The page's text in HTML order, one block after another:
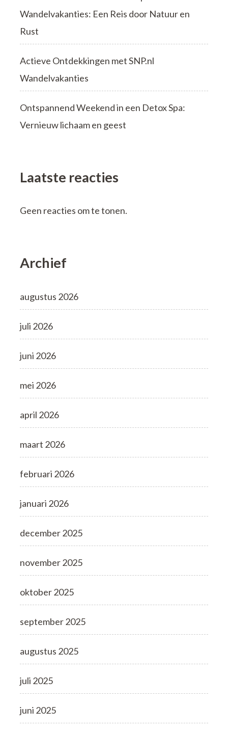
Wandelvakanties: Een Reis door Natuur en
Rust
Actieve Ontdekkingen met SNP.nl
Wandelvakanties
Ontspannend Weekend in een Detox Spa:
Vernieuw lichaam en geest
Laatste reacties
Geen reacties om te tonen.
Archief
augustus 2026
juli 2026
juni 2026
mei 2026
april 2026
maart 2026
februari 2026
januari 2026
december 2025
november 2025
oktober 2025
september 2025
augustus 2025
juli 2025
juni 2025